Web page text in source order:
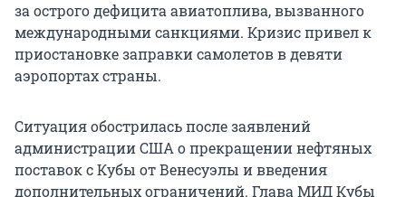
за острого дефицита авиатоплива, вызванного
международными санкциями. Кризис привел к
приостановке заправки самолетов в девяти
аэропортах страны.
Ситуация обострилась после заявлений
администрации США о прекращении нефтяных
поставок с Кубы от Венесуэлы и введения
дополнительных ограничений. Глава МИД Кубы